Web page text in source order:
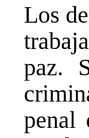
Los
paz.
penal